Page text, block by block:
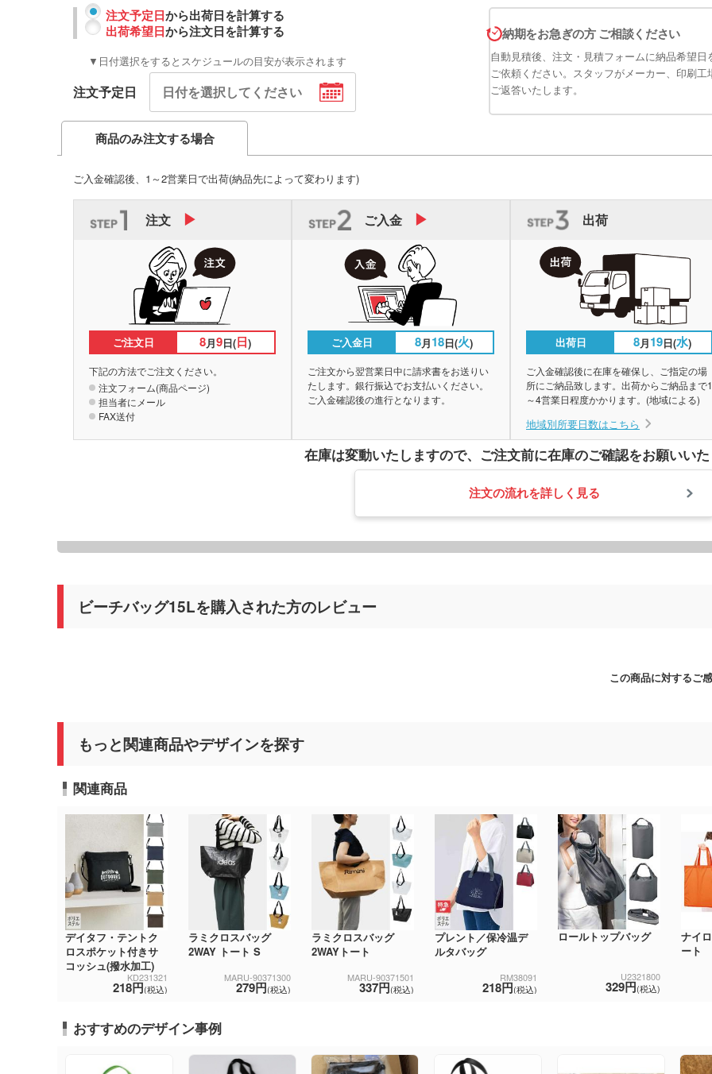
注文予定日から出荷日を計算する
出荷希望日から注文日を計算する
▼日付選択をするとスケジュールの目安が表示されます
注文予定日
納期をお急ぎの方 ご相談ください
自動見積後、注文・見積フォームに納品希望日
ご依頼ください。スタッフがメーカー、印刷工
ご返答いたします。
商品のみ注文する場合
ご入金確認後、1～2営業日で出荷(納品先によって変わります)
注文
ご注文日 8月9日(日)
下記の方法でご注文ください。
注文フォーム(商品ページ)
担当者にメール
FAX送付
ご入金
ご入金日 8月18日(火)
ご注文から翌営業日中に請求書をお送りい
たします。銀行振込でお支払いください。
ご入金確認後の進行となります。
出荷
出荷日 8月19日(水)
ご入金確認後に在庫を確保し、ご指定の場
所にご納品致します。出荷からご納品まで1
～4営業日程度かかります。(地域による)
地域別所要日数はこちら
在庫は変動いたしますので、 ご注文前に在庫のご確認をお願いいた
注文の流れを詳しく見る
ビーチバッグ15Lを購入された方のレビュー
この商品に対するご
もっと関連商品やデザインを探す
関連商品
デイタフ・テントク
ロスポケット付きサ
コッシュ(撥水加工)
KD231321
218円(税込)
ラミクロスバッグ
2WAY トート S
MARU-90371300
279円(税込)
ラミクロスバッグ
2WAYトート
MARU-90371501
337円(税込)
プレント／保冷温デ
ルタバッグ
RM38091
218円(税込)
ロールトップバッグ
U2321800
329円(税込)
ナイ
ート
おすすめのデザイン事例